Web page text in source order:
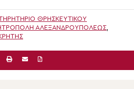
ΘΡΗΣΚΕΥΤΙΚΟΎ
ΑΛΕΞΑΝΔΡΟΥΠΌΛΕΩΣ,